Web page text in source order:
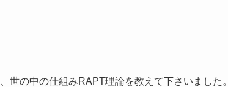
世の中の仕組みRAPT理論を教えて下さいました。